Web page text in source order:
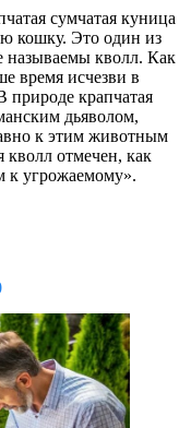
сумчатая куница
кошку. Это один из
называемы кволл. Как
время исчезви в
природе крапчатая
дьяволом,
к этим животным
кволл отмечен, как
к угрожаемому».